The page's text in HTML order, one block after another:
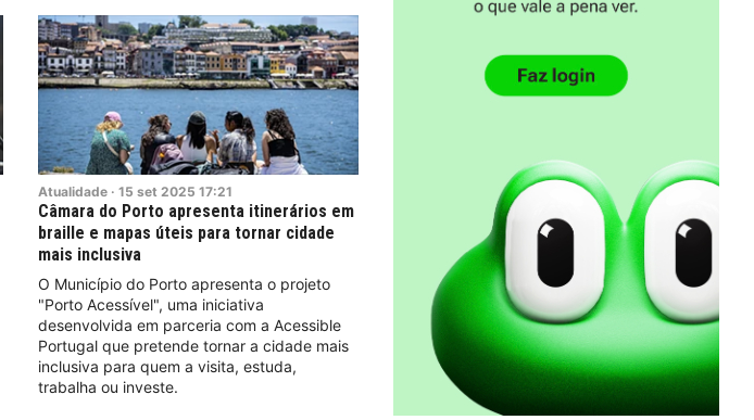
Atualidade · 15 set 2025 17:21
Câmara do Porto apresenta itinerários em
braille e mapas úteis para tornar cidade
mais inclusiva
O Município do Porto apresenta o projeto
"Porto Acessível", uma iniciativa
desenvolvida em parceria com a Acessible
Portugal que pretende tornar a cidade mais
inclusiva para quem a visita, estuda,
trabalha ou investe.